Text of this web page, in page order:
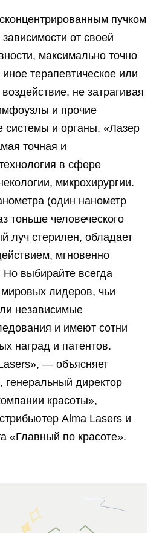
пучком
от своей
максимально точно
терапевтическое или
не затрагивая
и прочие
системы и органы. «Лазер
точная и
в сфере
микрохирургии.
(один нанометр
тоньше человеческого
луч стерилен, обладает
мгновенно
Но выбирайте всегда
лидеров, чьи
независимые
и имеют сотни
наград и патентов.
— объясняет
генеральный директор
красоты»,
Alma Lasers и
«Главный по красоте».